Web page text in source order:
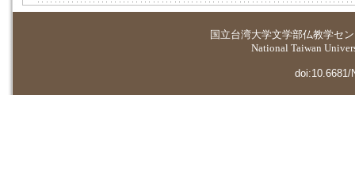
国立台湾大学文学部仏教学セ
National Taiwan
doi:10.6681/